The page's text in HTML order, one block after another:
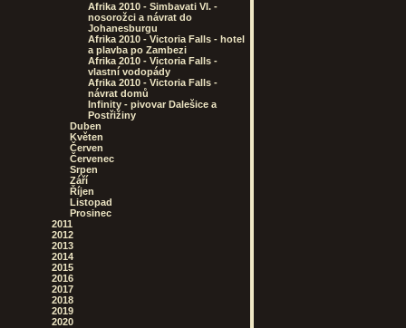
Afrika 2010 - Simbavati VI. -
nosorožci a návrat do
Johanesburgu
Afrika 2010 - Victoria Falls - hotel
a plavba po Zambezi
Afrika 2010 - Victoria Falls -
vlastní vodopády
Afrika 2010 - Victoria Falls -
návrat domů
Infinity - pivovar Dalešice a
Postřižiny
Duben
Květen
Červen
Červenec
Srpen
Září
Říjen
Listopad
Prosinec
2011
2012
2013
2014
2015
2016
2017
2018
2019
2020